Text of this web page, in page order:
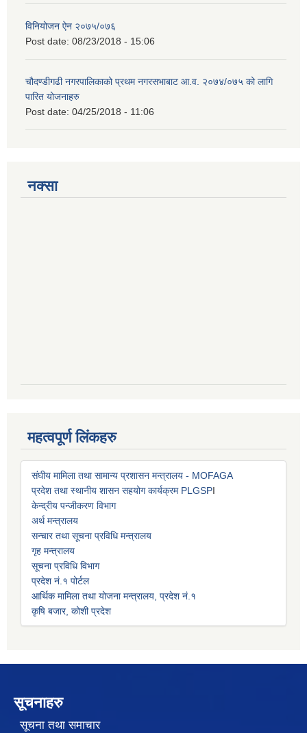
विनियोजन ऐन २०७५/०७६
Post date: 08/23/2018 - 15:06
चौदण्डीगढी नगरपालिकाको प्रथम नगरसभाबाट आ.व. २०७४/०७५ को लागि
पारित योजनाहरु
Post date: 04/25/2018 - 11:06
नक्सा
महत्वपूर्ण लिंकहरु
संघीय मामिला तथा सामान्य प्रशासन मन्त्रालय - MOFAGA
प्रदेश तथा स्थानीय शासन सहयोग कार्यक्रम PLGSPI
केन्द्रीय पन्जीकरण विभाग
अर्थ मन्त्रालय
सन्चार तथा सूचना प्रविधि मन्त्रालय
गृह मन्त्रालय
सूचना प्रविधि विभाग
प्रदेश नं.१ पोर्टल
आर्थिक मामिला तथा योजना मन्त्रालय, प्रदेश नं.१
कृषि बजार, कोशी प्रदेश
सूचनाहरु
सूचना तथा समाचार